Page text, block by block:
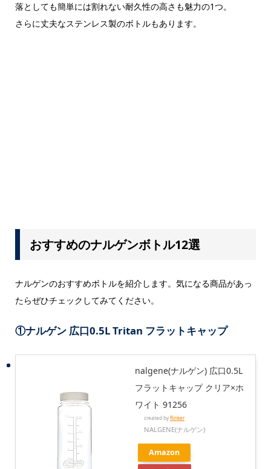
落としても簡単には割れない耐久性の高さも魅力の1つ。
さらに丈夫なステンレス製のボトルもあります。
おすすめのナルゲンボトル12選
ナルゲンのおすすめボトルを紹介します。気になる商品があっ
たらぜひチェックしてみてください。
①ナルゲン 広口0.5L Tritan フラットキャップ
nalgene(ナルゲン) 広口0.5L
フラットキャップ クリア×ホ
ワイト 91256
created byRinker
NALGENE(ナルゲン)
Amazon